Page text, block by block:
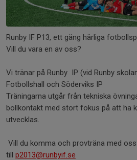
Runby IF P13, ett gäng härliga
Vill du vara en av oss?
Vi tränar på Runby IP (vid Runby
Fotbollshall och Söderviks IP
Träningarna utgår från tekniska
bollkontakt med stort fokus på att ha
utvecklas.
Vill du komma och provträna med
till p2013@runbyif.se